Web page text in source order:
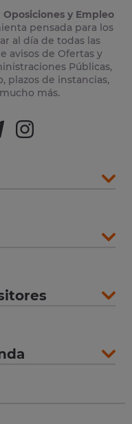
Oposiciones y Empleo
pensada para los
al día de todas las
avisos de Ofertas y
Públicas,
plazos de instancias,
más.